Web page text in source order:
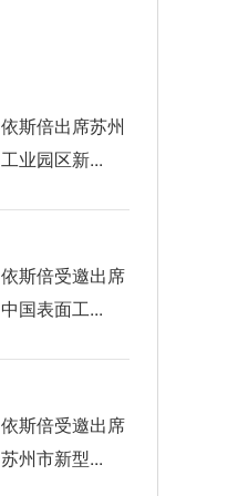
依斯倍出席苏州
工业园区新...
依斯倍受邀出席
中国表面工...
依斯倍受邀出席
苏州市新型...